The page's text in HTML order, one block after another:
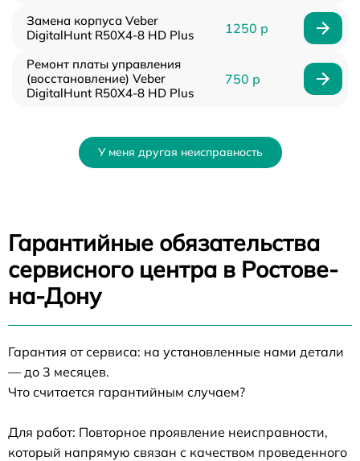
Замена корпуса Veber
DigitalHunt R50X4-8 HD Plus
1250 р
Ремонт платы управления
(восстановление) Veber
DigitalHunt R50X4-8 HD Plus
750 р
У меня другая неисправность
Гарантийные обязательства
сервисного центра в Ростове-
на-Дону
Гарантия от сервиса: на установленные нами детали
— до 3 месяцев.
Что считается гарантийным случаем?
Для работ: Повторное проявление неисправности,
который напрямую связан с качеством проведенного